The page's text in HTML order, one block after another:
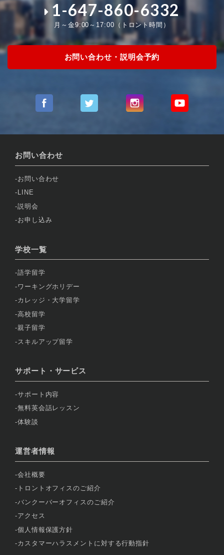
1-647-860-6332
月～金9:00～17:00（トロント時間）
お問い合わせ・説明会予約
お問い合わせ
お問い合わせ
LINE
説明会
お申し込み
学校一覧
語学留学
ワーキングホリデー
カレッジ・大学留学
高校留学
親子留学
スキルアップ留学
サポート・サービス
サポート内容
無料英会話レッスン
体験談
運営者情報
会社概要
トロントオフィスのご紹介
バンクーバーオフィスのご紹介
アクセス
個人情報保護方針
カスタマーハラスメントに対する行動指針